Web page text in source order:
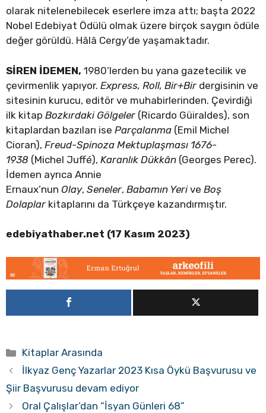
olarak nitelenebilecek eserlere imza attı; başta 2022
Nobel Edebiyat Ödülü olmak üzere birçok saygın ödüle
değer görüldü. Hâlâ Cergy’de yaşamaktadır.
SİREN İDEMEN, 1980’lerden bu yana gazetecilik ve
çevirmenlik yapıyor. Express, Roll, Bir+Bir dergisinin ve
sitesinin kurucu, editör ve muhabirlerinden. Çevirdiği
ilk kitap Bozkırdaki Gölgeler (Ricardo Güiraldes), son
kitaplardan bazıları ise Parçalanma (Emil Michel
Cioran), Freud-Spinoza Mektuplaşması 1676-
1938 (Michel Juffé), Karanlık Dükkân (Georges Perec).
İdemen ayrıca Annie
Ernaux’nun Olay, Seneler, Babamın Yerive Boş
Dolaplar kitaplarını da Türkçeye kazandırmıştır.
edebiyathaber.net (17 Kasım 2023)
Kategoriler
Kitaplar Arasında
İlkyaz Genç Yazarlar 2023 Kısa Öykü Başvurusu ve
Şiir Başvurusu devam ediyor
Oral Çalışlar’dan “İsyan Günleri 68”